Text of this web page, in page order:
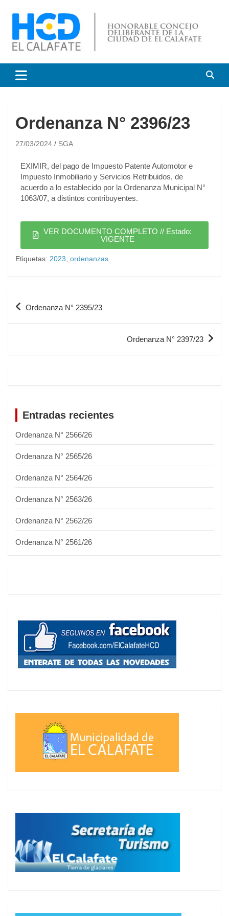
Honorable Concejo
Deliberante de El Calafate
Ordenanza N° 2396/23
27/03/2024 SGA
EXIMIR, del pago de Impuesto Patente Automotor e
Impuesto Inmobiliario y Servicios Retribuidos, de
acuerdo a lo establecido por la Ordenanza Municipal N°
1063/07, a distintos contribuyentes.
VER DOCUMENTO COMPLETO // Estado:
VIGENTE
Etiquetas: 2023 ordenanzas
Ordenanza N° 2395/23
Ordenanza N° 2397/23
Entradas recientes
Ordenanza N° 2566/26
Ordenanza N° 2565/26
Ordenanza N° 2564/26
Ordenanza N° 2563/26
Ordenanza N° 2562/26
Ordenanza N° 2561/26